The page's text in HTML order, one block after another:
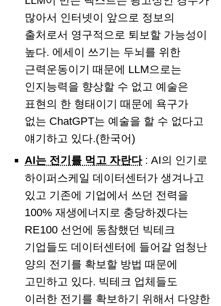
많아서 인터넷이 앞으로 정보의
출처로서 영구적으로 퇴보할 가능성이
높다. 에세이 쓰기는 두뇌를 위한
근력운동이기 때문에 LLM으로는
인지능력을 향상할 수 없고 예술은
표현의 한 형태이기 때문에 욕구가
없는 ChatGPT는 예술을 할 수 없다고
얘기하고 있다.(한국어)
AI는 전기를 먹고 자란다: AI의 인기로
하이퍼스케일 데이터센터가 생겨나고
있고 기존에 기업에서 쓰던 전력을
100% 재생에너지로 충당하겠다는
RE100 선언에 동참했던 빅테크
기업들도 데이터센터에 들어갈 엄청난
양의 전기를 확보할 방법 때문에
고민하고 있다. 빅테크 업체들도
이러한 전기를 확보하기 위해서 다양한